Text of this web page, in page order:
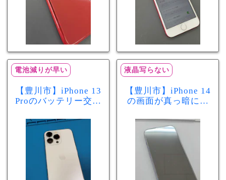
電池減りが早い
【豊川市】iPhone 13
Proのバッテリー交換
が早い症状も当日90
分で改善
液晶写らない
【豊川市】iPhone 14
の画面が真っ暗に…
修理！データそのま
まで復旧しました